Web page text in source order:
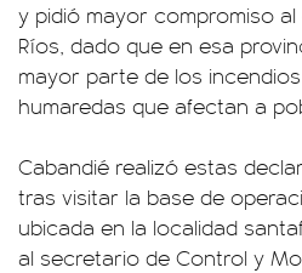
y pidió mayor compromiso
Ríos, dado que en esa
mayor parte de los
humaredas que afectan a
Cabandié realizó estas
tras visitar la base de
ubicada en la localidad
al secretario de Control y